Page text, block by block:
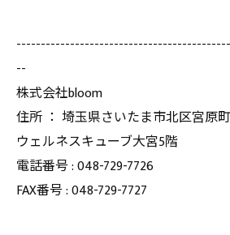
--
株式会社bloom
住所 ： 埼玉県さいたま市北区宮原
ウェルネスキューブ大宮5階
電話番号 : 048-729-7726
FAX番号 : 048-729-7727